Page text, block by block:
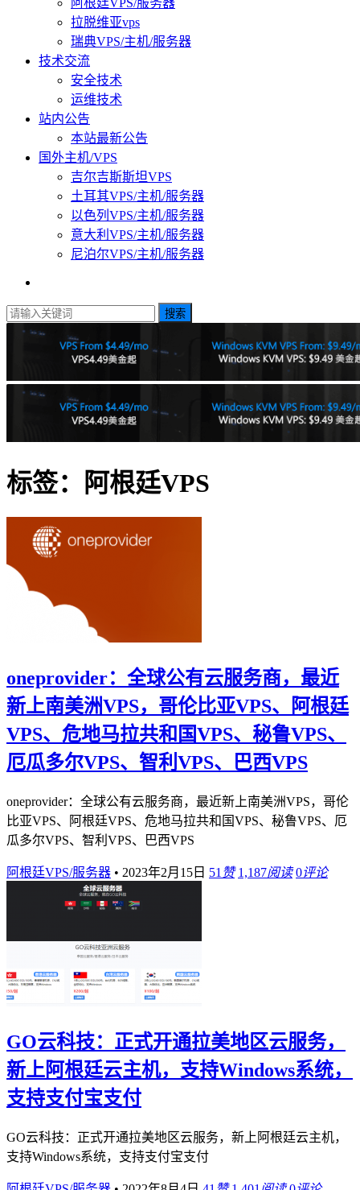
阿根廷VPS/服务器
拉脱维亚vps
瑞典VPS/主机/服务器
技术交流
安全技术
运维技术
站内公告
本站最新公告
国外主机/VPS
吉尔吉斯斯坦VPS
土耳其VPS/主机/服务器
以色列VPS/主机/服务器
意大利VPS/主机/服务器
尼泊尔VPS/主机/服务器
搜索
标签：阿根廷VPS
oneprovider：全球公有云服务商，最近
新上南美洲VPS，哥伦比亚VPS、阿根廷
VPS、危地马拉共和国VPS、秘鲁VPS、
厄瓜多尔VPS、智利VPS、巴西VPS
oneprovider：全球公有云服务商，最近新上南美洲VPS，哥伦
比亚VPS、阿根廷VPS、危地马拉共和国VPS、秘鲁VPS、厄
瓜多尔VPS、智利VPS、巴西VPS
阿根廷VPS/服务器 • 2023年2月15日 51 赞 1,187阅读 0评论
GO云科技：正式开通拉美地区云服务，
新上阿根廷云主机，支持Windows系统，
支持支付宝支付
GO云科技：正式开通拉美地区云服务，新上阿根廷云主机，
支持Windows系统，支持支付宝支付